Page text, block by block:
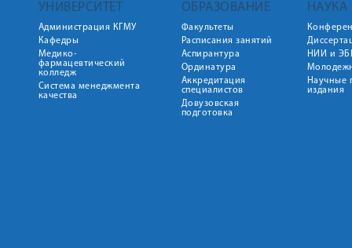
УНИВЕРСИТЕТ
Администрация КГМУ
Кафедры
Медико-
фармацевтический
колледж
Система менеджмента
качества
ОБРАЗОВАНИЕ
Факультеты
Расписания занятий
Аспирантура
Ординатура
Аккредитация
специалистов
Довузовская
подготовка
НАУКА
НИИ и
Научные
издания